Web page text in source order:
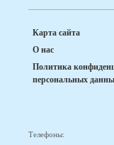
Карта сайта
О нас
Политика
персональных
Телефоны: